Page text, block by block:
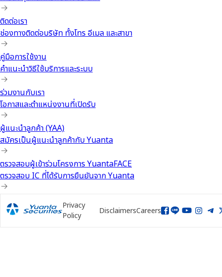
ติดต่อเรา
ช่องทางติดต่อบริษัท ทั้งโทร อีเมล และสาขา
คู่มือการใช้งาน
คำแนะนำวิธีใช้บริการและระบบ
ร่วมงานกับเรา
โอกาสและตำแหน่งงานที่เปิดรับ
ผู้แนะนำลูกค้า (YAA)
สมัครเป็นผู้แนะนำลูกค้ากับ Yuanta
ตรวจสอบผู้เข้าร่วมโครงการ YuantaFACE
ตรวจสอบ IC ที่ได้รับการยืนยันจาก Yuanta
Privacy
Policy
DisclaimersCareers